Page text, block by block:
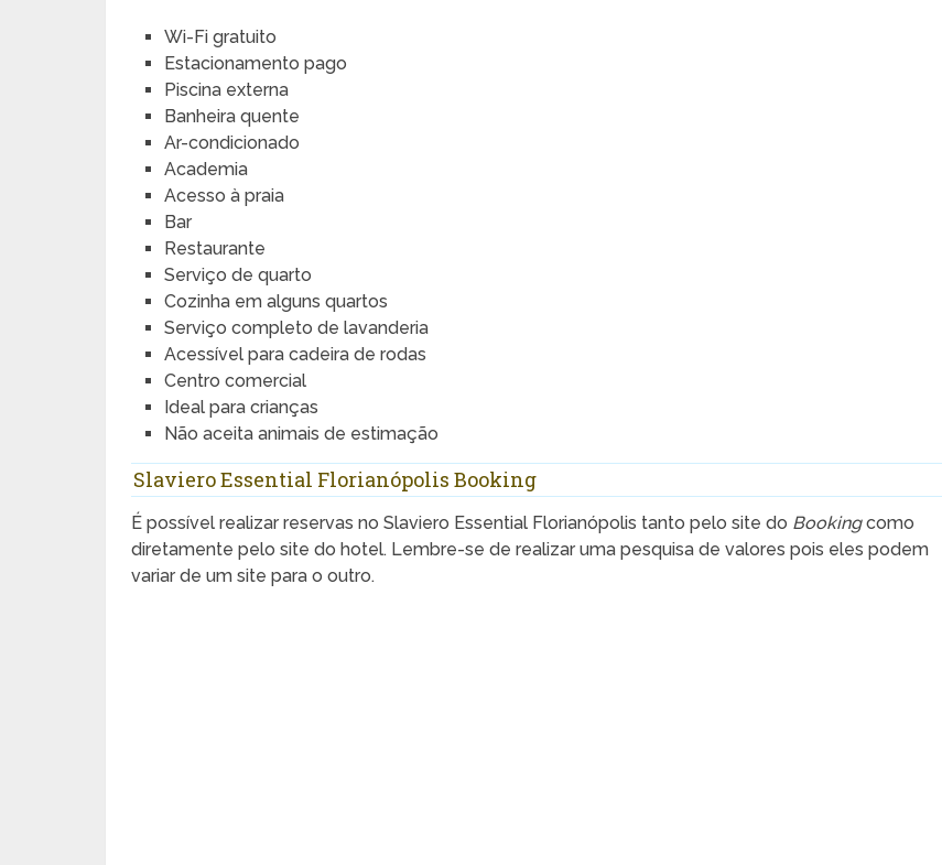
Wi-Fi gratuito
Estacionamento pago
Piscina externa
Banheira quente
Ar-condicionado
Academia
Acesso à praia
Bar
Restaurante
Serviço de quarto
Cozinha em alguns quartos
Serviço completo de lavanderia
Acessível para cadeira de rodas
Centro comercial
Ideal para crianças
Não aceita animais de estimação
Slaviero Essential Florianópolis Booking
É possível realizar reservas no Slaviero Essential Florianópolis tanto pelo site do Bookingcomo
diretamente pelo site do hotel. Lembre-se de realizar uma pesquisa de valores pois eles podem
variar de um site para o outro.